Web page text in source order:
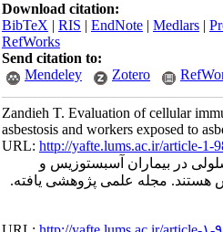
Download citation:
BibTeX|RIS|EndNote|Medlars|
RefWorks
Send citation to:
Mendeley
Zotero
Zandieh T. Evaluation of cellular
asbestosis and workers exposed to
URL:http://yafte.lums.ac.ir/article-
در بیماران آسبستوزیس و
مجله علمی پژوهشی یافته.